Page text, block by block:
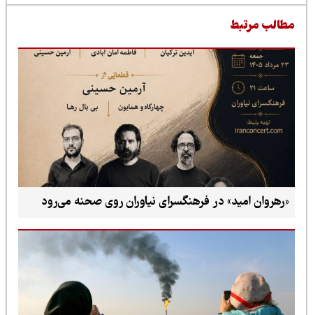
مرتبط
«رهروان امید» در فرهنگسرای نیاوران روی صحنه می‌رود